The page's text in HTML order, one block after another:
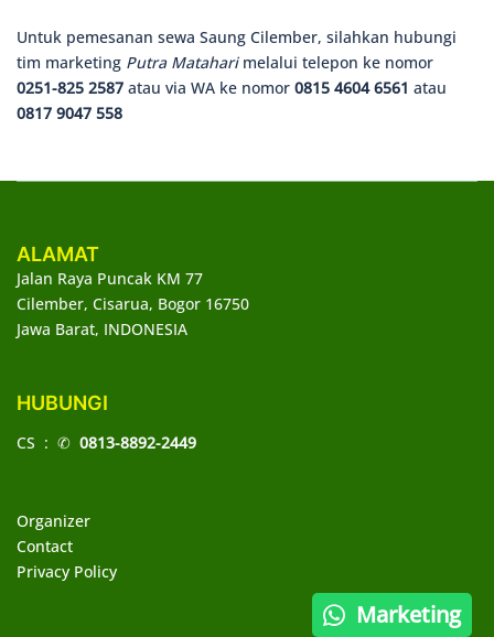
Untuk pemesanan sewa Saung Cilember, silahkan hubungi
tim marketing Putra Mataharimelalui telepon ke nomor
0251-825 2587 atau via WA ke nomor 0815 4604 6561 atau
0817 9047 558
ALAMAT
Jalan Raya Puncak KM 77
Cilember, Cisarua, Bogor 16750
Jawa Barat, INDONESIA
HUBUNGI
CS : ✆ 0813-8892-2449
Organizer
Contact
Privacy Policy
Marketing